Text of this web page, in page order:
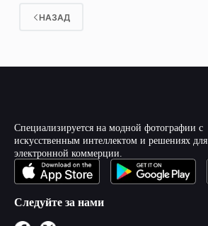
НАЗАД
Специализируется на модной фотографии с
искусственным интеллектом и решениях для
электронной коммерции.
Следуйте за нами